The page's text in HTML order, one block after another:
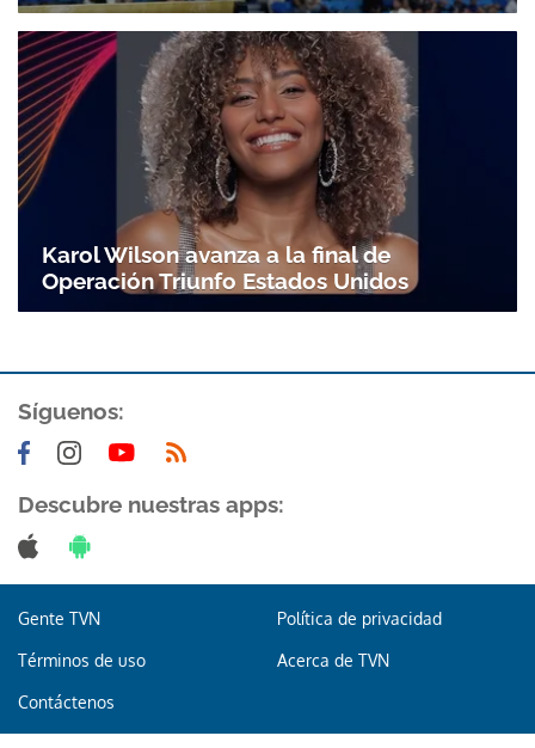
Gracias por suscribirte a nuestro boletín.
Karol Wilson avanza a la final de
Operación Triunfo Estados Unidos
Síguenos:
Descubre nuestras apps:
Gente TVN Política de privacidad
Términos de uso Acerca de TVN
Contáctenos